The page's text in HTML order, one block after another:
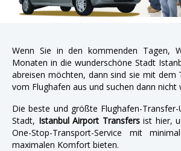
Wenn Sie in den kommenden Tagen,
Monaten in die wunderschöne Stadt
abreisen möchten, dann sind sie mit dem
vom Flughafen aus und suchen dann nicht
Die beste und größte Flughafen-
Stadt, Istanbul Airport Transfersist hier,
One-Stop-Transport-Service mit
maximalen Komfort bieten.